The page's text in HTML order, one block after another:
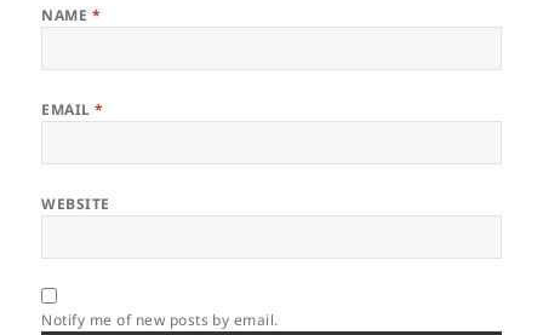
NAME *
EMAIL*
WEBSITE
Notify me of new posts by email.